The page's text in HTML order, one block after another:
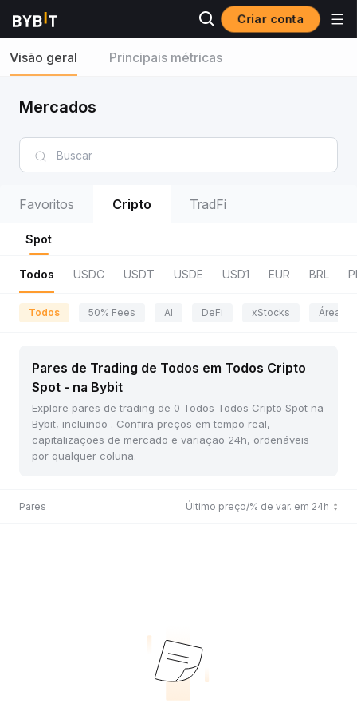
Criar conta
Visão geral Principais métricas
Mercados
Favoritos Cripto TradFi
Spot
Todos USDC USDT USDE USD1 EUR BRL
Todos 50% Fees AI DeFi xStocks Área da
Pares de Trading de Todos em Todos Cripto
Spot - na Bybit
Explore pares de trading de 0 Todos Todos Cripto Spot na
Bybit, incluindo . Confira preços em tempo real,
capitalizações de mercado e variação 24h, ordenáveis
por qualquer coluna.
Pares Último preço/% de var. em 24h